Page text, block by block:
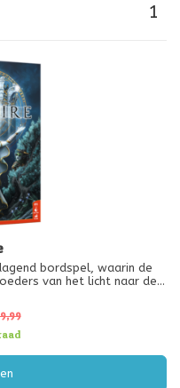
1
bordspel, waarin de
van het licht naar de